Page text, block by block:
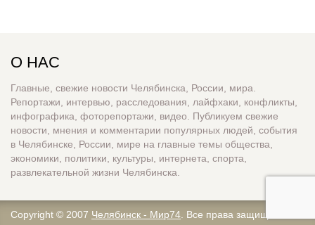
О НАС
Главные, свежие новости Челябинска, России, мира.
Репортажи, интервью, расследования, лайфхаки, конфликты,
инфографика, фоторепортажи, видео. Публикуем свежие
новости, мнения и комментарии популярных людей, события
в Челябинске, России, мире на главные темы общества,
экономики, политики, культуры, интернета, спорта,
развлекательной жизни Челябинска.
Copyright © 2007 Челябинск - Мир74 . Все права защищены.